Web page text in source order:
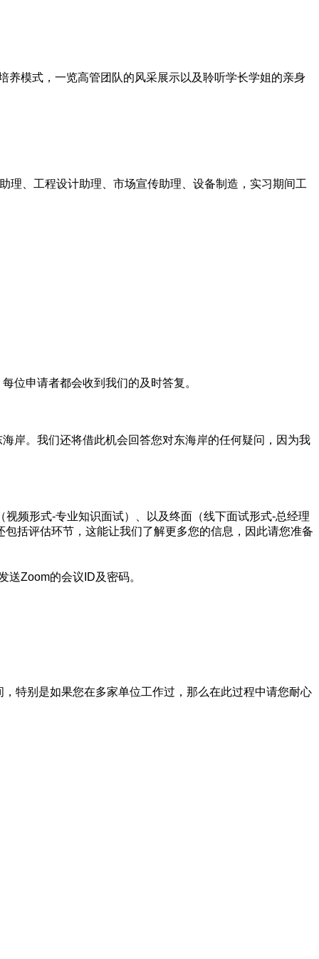
养模式，一览高管团队的风采展示以及聆听学长学姐的亲身
理、工程设计助理、市场宣传助理、设备制造，实习期间工
位申请者都会收到我们的及时答复。
岸。我们还将借此机会回答您对东海岸的任何疑问，因为我
视频形式-专业知识面试）、以及终面（线下面试形式-总经理
括评估环节，这能让我们了解更多您的信息，因此请您准备
Zoom的会议ID及密码。
特别是如果您在多家单位工作过，那么在此过程中请您耐心